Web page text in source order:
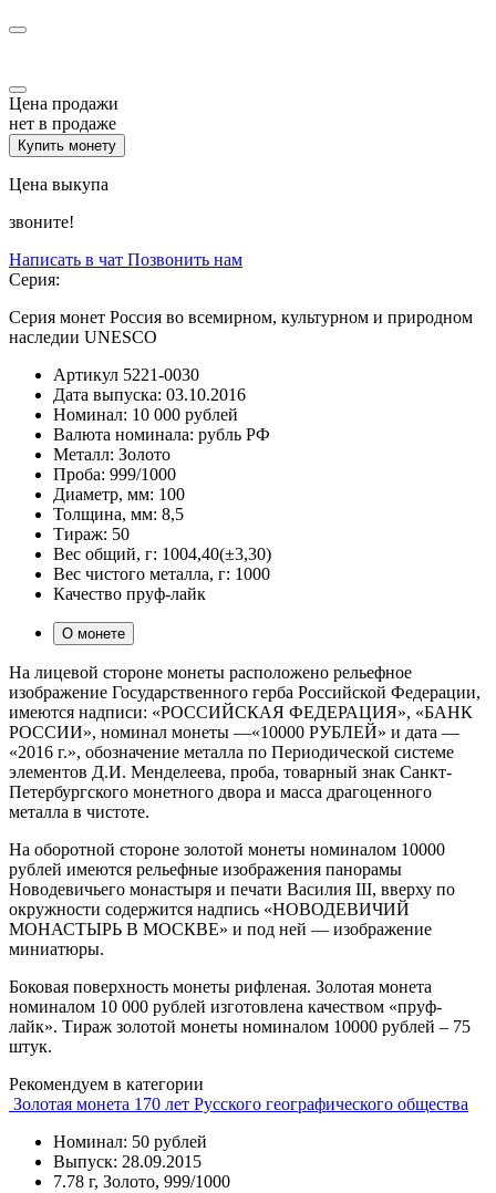
Цена продажи
нет в продаже
Купить монету
Цена выкупа
звоните!
Написать в чат Позвонить нам
Серия:
Серия монет Россия во всемирном, культурном и природном
наследии UNESCO
Артикул 5221-0030
Дата выпуска: 03.10.2016
Номинал: 10 000 рублей
Валюта номинала: рубль РФ
Металл: Золото
Проба: 999/1000
Диаметр, мм: 100
Толщина, мм: 8,5
Тираж: 50
Вес общий, г: 1004,40(±3,30)
Вес чистого металла, г: 1000
Качество пруф-лайк
О монете
На лицевой стороне монеты расположено рельефное
изображение Государственного герба Российской Федерации,
имеются надписи: «РОССИЙСКАЯ ФЕДЕРАЦИЯ», «БАНК
РОССИИ», номинал монеты —«10000 РУБЛЕЙ» и дата —
«2016 г.», обозначение металла по Периодической системе
элементов Д.И. Менделеева, проба, товарный знак Санкт-
Петербургского монетного двора и масса драгоценного
металла в чистоте.
На оборотной стороне золотой монеты номиналом 10000
рублей имеются рельефные изображения панорамы
Новодевичьего монастыря и печати Василия III, вверху по
окружности содержится надпись «НОВОДЕВИЧИЙ
МОНАСТЫРЬ В МОСКВЕ» и под ней — изображение
миниатюры.
Боковая поверхность монеты рифленая. Золотая монета
номиналом 10 000 рублей изготовлена качеством «пруф-
лайк». Тираж золотой монеты номиналом 10000 рублей – 75
штук.
Рекомендуем в категории
Золотая монета 170 лет Русского географического общества
Номинал: 50 рублей
Выпуск: 28.09.2015
7.78 г, Золото, 999/1000